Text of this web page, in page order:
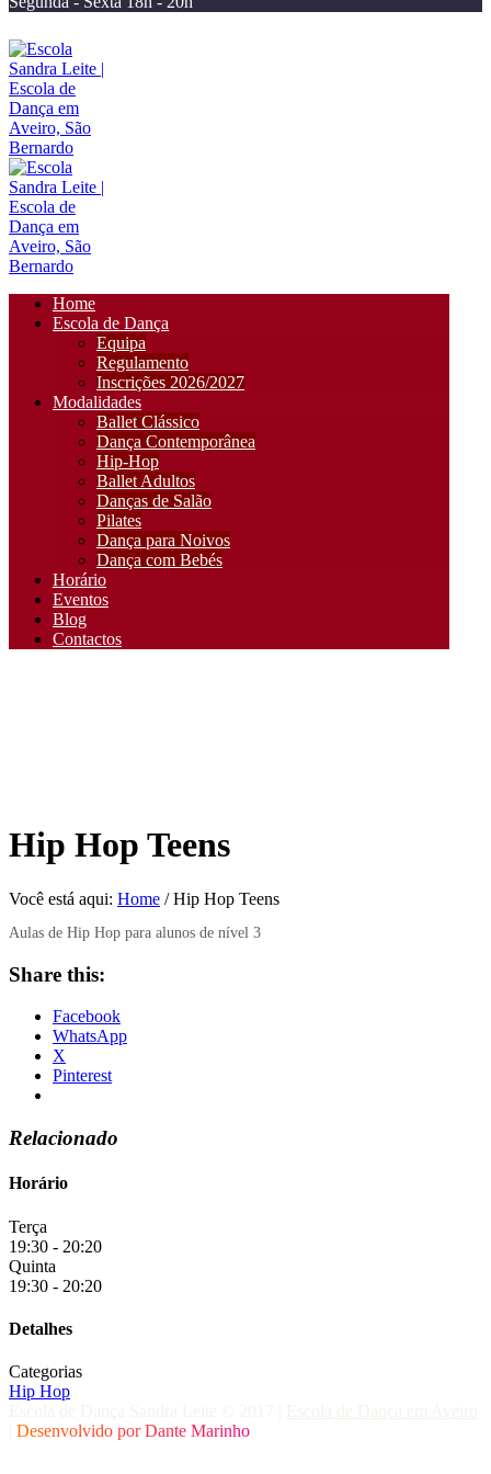
Home
Escola de Dança
Equipa
Regulamento
Inscrições 2026/2027
Modalidades
Ballet Clássico
Dança Contemporânea
Hip-Hop
Ballet Adultos
Danças de Salão
Pilates
Dança para Noivos
Dança com Bebés
Horário
Eventos
Blog
Contactos
Hip Hop Teens
Você está aqui: Home /Hip Hop Teens
Aulas de Hip Hop para alunos de nível 3
Share this:
Facebook
WhatsApp
X
Pinterest
Relacionado
Horário
Terça
19:30 - 20:20
Quinta
19:30 - 20:20
Detalhes
Categorias
Hip Hop
Desenvolvido porDante Marinho